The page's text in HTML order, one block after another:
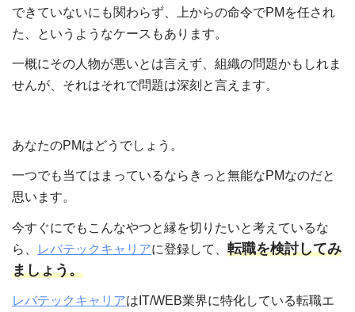
できていないにも関わらず、上からの命令でPMを任され
た、というようなケースもあります。
一概にその人物が悪いとは言えず、組織の問題かもしれま
せんが、それはそれで問題は深刻と言えます。
あなたのPMはどうでしょう。
一つでも当てはまっているならきっと無能なPMなのだと
思います。
今すぐにでもこんなやつと縁を切りたいと考えているな
ら、
レバテックキャリアに登録して、 転職を検討してみ
ましょう。
レバテックキャリアはIT/WEB業界に特化している転職エ